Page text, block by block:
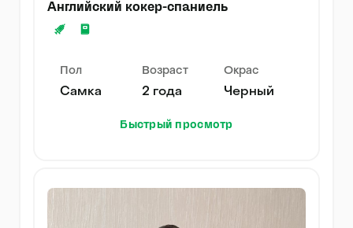
Английский кокер-спаниель
Пол
Самка
Возраст
2 года
Окрас
Черный
Быстрый просмотр